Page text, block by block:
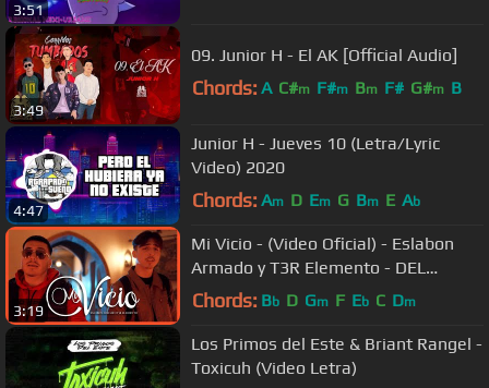
3:51
3:49
09. Junior H - El AK [Official Audio]
Chords: A C#m F#m Bm F# G#m B
4:47
Junior H - Jueves 10 (Letra/Lyric
Video) 2020
Chords: Am D Em G Bm E Ab
3:19
Mi Vicio - (Video Oficial) - Eslabon
Armado y T3R Elemento - DEL
Records 2020
Chords: Bb D Gm F Eb C Dm
Los Primos del Este & Briant Rangel -
Toxicuh (Video Letra)